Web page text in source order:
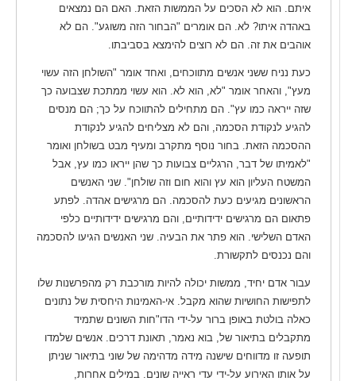
איתם. הוא לא הסכים על הממשות הזאת. האם הם נמצאים
באהדה איתו? לא. הם אומרים "הבחור הזה משוגע". הם לא
אוהבים את זה. הם לא רוצים להימצא בסביבתו.
כעת נניח ששני אנשים מתווכחים, ואחד אומר "השולחן הזה עשוי
מעץ", והאחר אומר "לא, הוא לא. הוא עשוי ממתכת שצבועה כך
שזה ייראה כמו עץ". הם מתחילים להתווכח על כך; הם מנסים
להגיע לנקודת הסכמה, והם לא מצליחים להגיע לנקודת
ההסכמה הזאת. בחור נוסף מתקרב ומעיף מבט בשולחן ואומר
"לאמיתו של דבר, הרגליים צבועות כך שהן ייראו כמו עץ, אבל
המשטח העליון הוא עץ והוא חום וזה שולחן". שני האנשים
הראשונים מגיעים כעת להסכמה. הם מרגישים אהדה. לפתע
פתאום הם מרגישים ידידותיים, והם מרגישים ידידותיים כלפי
האדם השלישי. הוא פתר את הבעיה. שני האנשים הגיעו להסכמה
והם נכנסים לתקשורת.
עבור אדם יחיד, ממשות יכולה להיות מורכבת רק מהפרשנות שלו
לתפישות החושיות שהוא מקבל. אי-האמינות היחסית של נתונים
כאלה בולטת באופן ברור על-ידי הדו"חות השונים שתמיד
מתקבלים בתיאור של, בוא נאמר, תאונת דרכים. אנשים שלמדו
תופעה זו מדווחים שישנה מידה מדהימה של שוני בתיאור שניתן
על אותו האירוע על-ידי עדי ראייה שונים. במילים אחרות,